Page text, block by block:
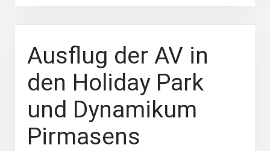
Ausflug der AV in
den Holiday Park
und Dynamikum
Pirmasens